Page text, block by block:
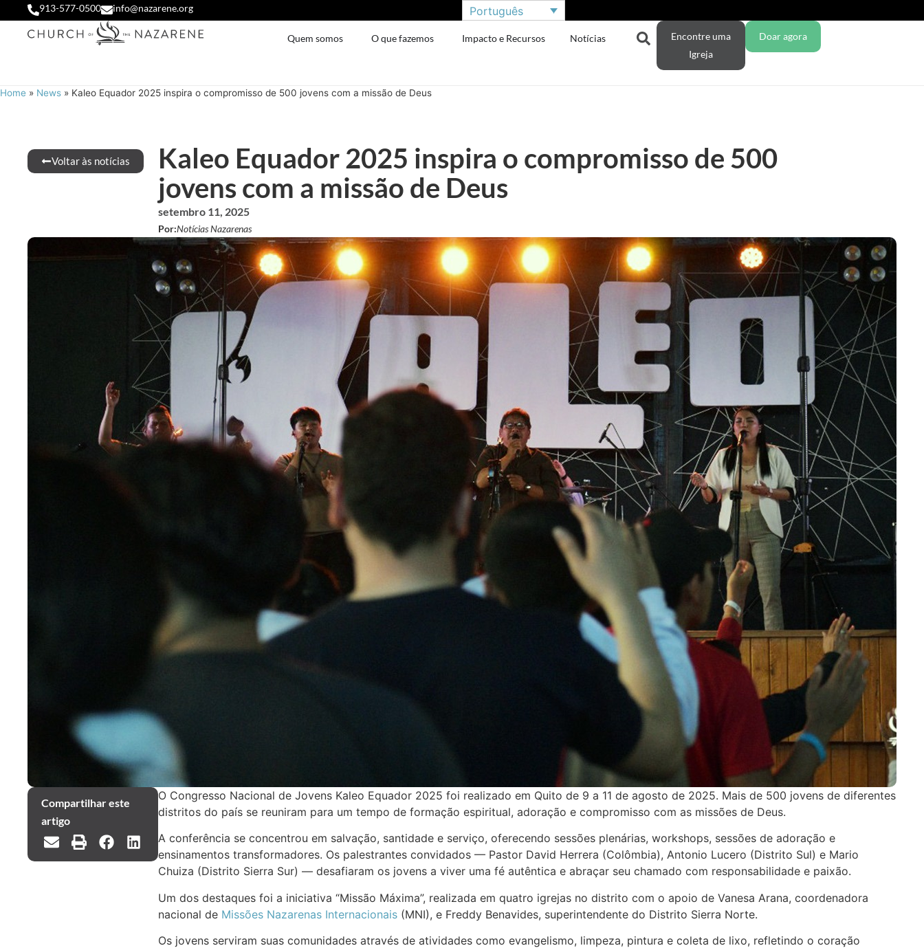
913-577-0500 info@nazarene.org Português
Quem somos O que fazemos Impacto e Recursos Notícias
Encontre uma
Igreja
Doar agora
Home » News » Kaleo Equador 2025 inspira o compromisso de 500 jovens com a missão de Deus
Voltar às notícias
Kaleo Equador 2025 inspira o compromisso de 500
jovens com a missão de Deus
setembro 11, 2025
Por:Notícias Nazarenas
Compartilhar este
artigo
O Congresso Nacional de Jovens Kaleo Equador 2025 foi realizado em Quito de 9 a 11 de agosto de 2025. Mais de 500 jovens de diferentes
distritos do país se reuniram para um tempo de formação espiritual, adoração e compromisso com as missões de Deus.
A conferência se concentrou em salvação, santidade e serviço, oferecendo sessões plenárias, workshops, sessões de adoração e
ensinamentos transformadores. Os palestrantes convidados — Pastor David Herrera (Colômbia), Antonio Lucero (Distrito Sul) e Mario
Chuiza (Distrito Sierra Sur) — desafiaram os jovens a viver uma fé autêntica e abraçar seu chamado com responsabilidade e paixão.
Um dos destaques foi a iniciativa “Missão Máxima”, realizada em quatro igrejas no distrito com o apoio de Vanesa Arana, coordenadora
nacional de Missões Nazarenas Internacionais(MNI), e Freddy Benavides, superintendente do Distrito Sierra Norte.
Os jovens serviram suas comunidades através de atividades como evangelismo, limpeza, pintura e coleta de lixo, refletindo o coração